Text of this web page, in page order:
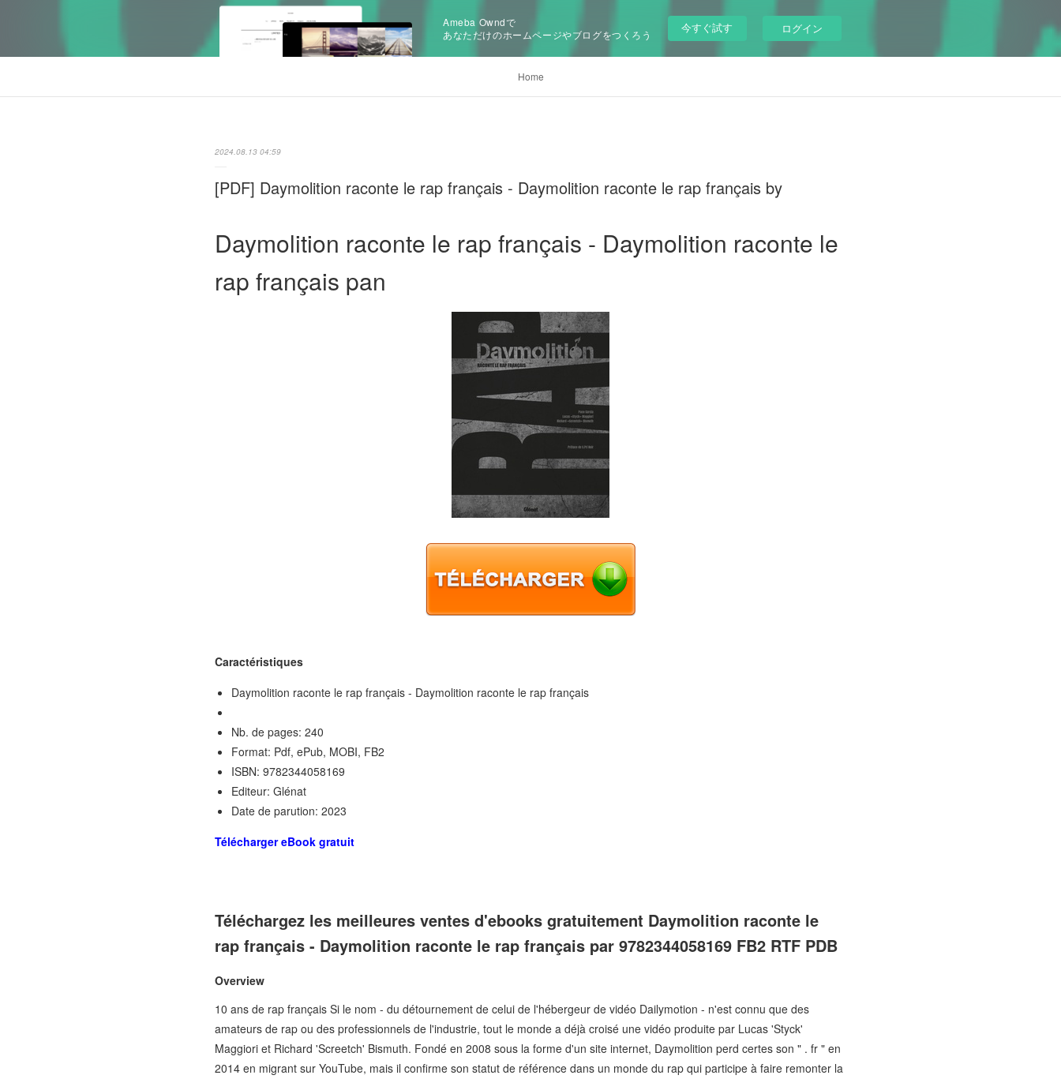
Ameba Owndで
あなただけのホームページやブログをつくろう
今すぐ試す ログイン
Home
2024.08.13 04:59
[PDF] Daymolition raconte le rap français - Daymolition raconte le rap français by
Daymolition raconte le rap français - Daymolition raconte le
rap français pan
Caractéristiques
Daymolition raconte le rap français - Daymolition raconte le rap français
Nb. de pages: 240
Format: Pdf, ePub, MOBI, FB2
ISBN: 9782344058169
Editeur: Glénat
Date de parution: 2023
Télécharger eBook gratuit
Téléchargez les meilleures ventes d'ebooks gratuitement Daymolition raconte le
rap français - Daymolition raconte le rap français par 9782344058169 FB2 RTF PDB
Overview
10 ans de rap français Si le nom - du détournement de celui de l'hébergeur de vidéo Dailymotion - n'est connu que des
amateurs de rap ou des professionnels de l'industrie, tout le monde a déjà croisé une vidéo produite par Lucas 'Styck'
Maggiori et Richard 'Screetch' Bismuth. Fondé en 2008 sous la forme d'un site internet, Daymolition perd certes son " . fr " en
2014 en migrant sur YouTube, mais il confirme son statut de référence dans un monde du rap qui participe à faire remonter la